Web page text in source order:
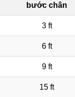
bước chân
3 ft
6 ft
9 ft
15 ft